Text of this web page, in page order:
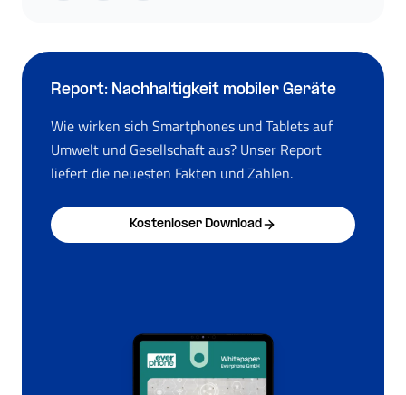
Report: Nachhaltigkeit mobiler Geräte
Wie wirken sich Smartphones und Tablets auf
Umwelt und Gesellschaft aus? Unser Report
liefert die neuesten Fakten und Zahlen.
Kostenloser Download